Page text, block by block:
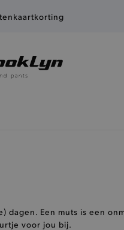
Een muts is een
voor jou bij.